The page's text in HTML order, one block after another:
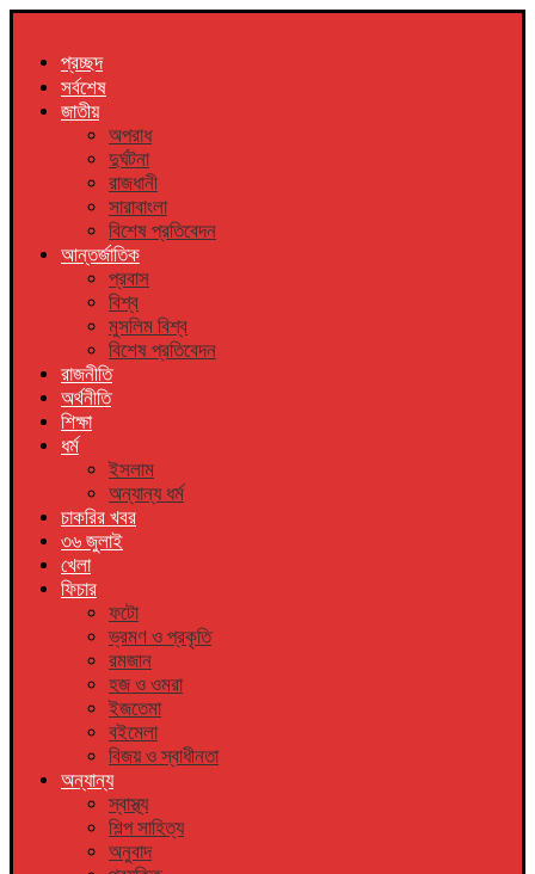
প্রচ্ছদ
সর্বশেষ
জাতীয়
অপরাধ
দুর্ঘটনা
রাজধানী
সারাবাংলা
বিশেষ প্রতিবেদন
আন্তর্জাতিক
প্রবাস
বিশ্ব
মুসলিম বিশ্ব
বিশেষ প্রতিবেদন
রাজনীতি
অর্থনীতি
শিক্ষা
ধর্ম
ইসলাম
অন্যান্য ধর্ম
চাকরির খবর
৩৬ জুলাই
খেলা
ফিচার
ফটো
ভ্রমণ ও প্রকৃতি
রমজান
হজ ও ওমরা
ইজতেমা
বইমেলা
বিজয় ও স্বাধীনতা
অন্যান্য
স্বাস্থ্য
শিল্প সাহিত্য
অনুবাদ